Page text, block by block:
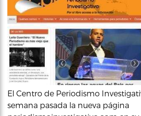
El Centro de Periodismo
semana pasada la nueva página